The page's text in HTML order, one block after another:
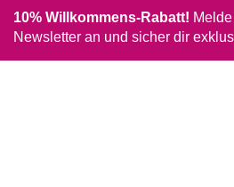
10% Willkommens-Rabatt!
Newsletter an und sicher dir